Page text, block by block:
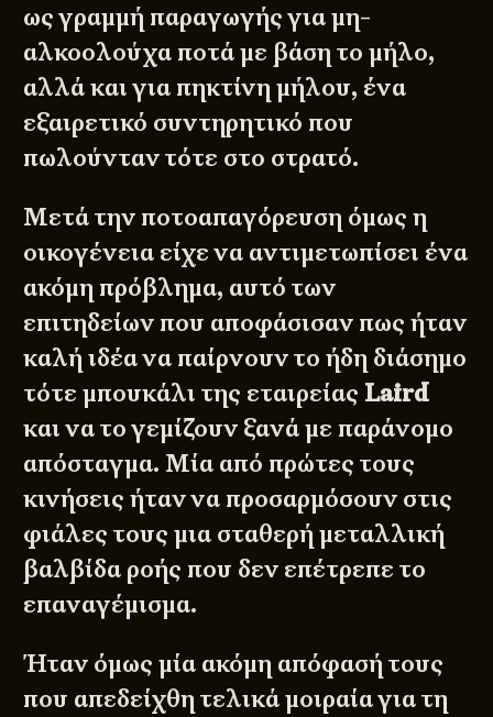
ως γραμμή παραγωγής για μη-
αλκοολούχα ποτά με βάση το μήλο,
αλλά και για πηκτίνη μήλου, ένα
εξαιρετικό συντηρητικό που
πωλούνταν τότε στο στρατό.
Μετά την ποτοαπαγόρευση όμως η
οικογένεια είχε να αντιμετωπίσει ένα
ακόμη πρόβλημα, αυτό των
επιτηδείων που αποφάσισαν πως ήταν
καλή ιδέα να παίρνουν το ήδη διάσημο
τότε μπουκάλι της εταιρείας Laird
και να το γεμίζουν ξανά με παράνομο
απόσταγμα. Μία από πρώτες τους
κινήσεις ήταν να προσαρμόσουν στις
φιάλες τους μια σταθερή μεταλλική
βαλβίδα ροής που δεν επέτρεπε το
επαναγέμισμα.
Ήταν όμως μία ακόμη απόφασή τους
που απεδείχθη τελικά μοιραία για τη